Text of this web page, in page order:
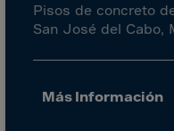
Guernsey
Pisos de concreto
San José del Cabo,
Más Información